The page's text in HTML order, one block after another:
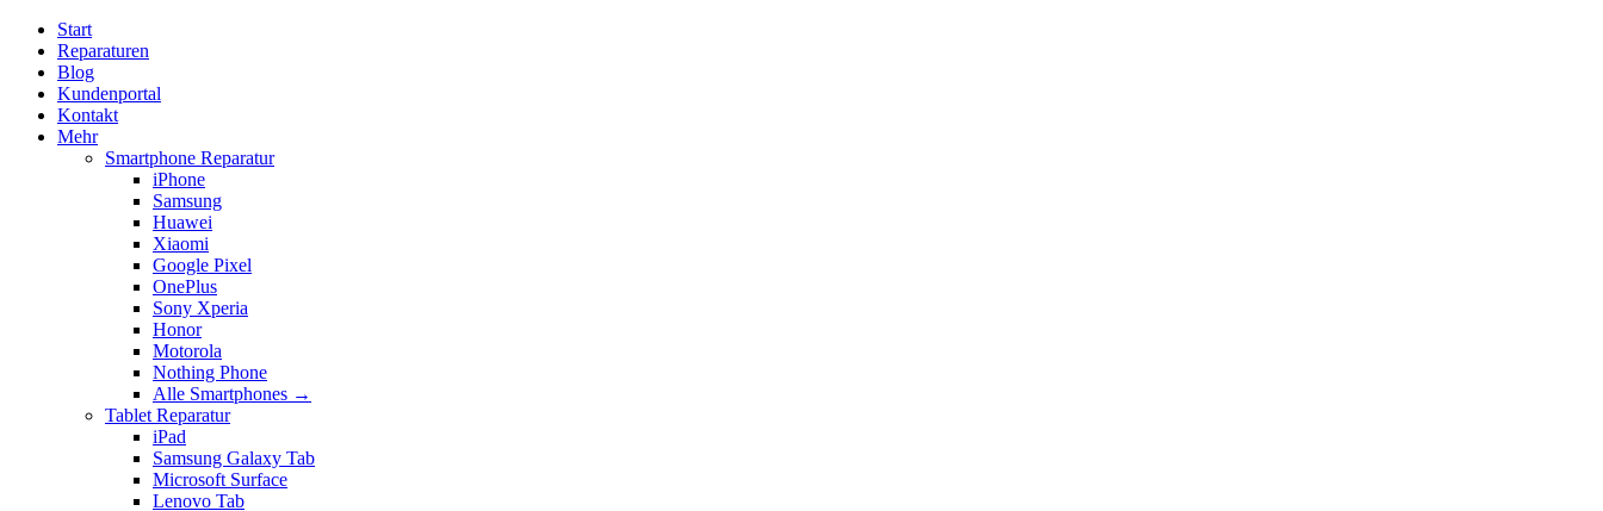
Start
Reparaturen
Blog
Kundenportal
Kontakt
Mehr
Smartphone Reparatur
iPhone
Samsung
Huawei
Xiaomi
Google Pixel
OnePlus
Sony Xperia
Honor
Motorola
Nothing Phone
Alle Smartphones →
Tablet Reparatur
iPad
Samsung Galaxy Tab
Microsoft Surface
Lenovo Tab